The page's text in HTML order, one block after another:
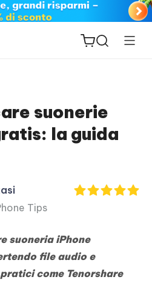
suonerie
la guida
Tips
suoneria iPhone
file audio e
come Tenorshare